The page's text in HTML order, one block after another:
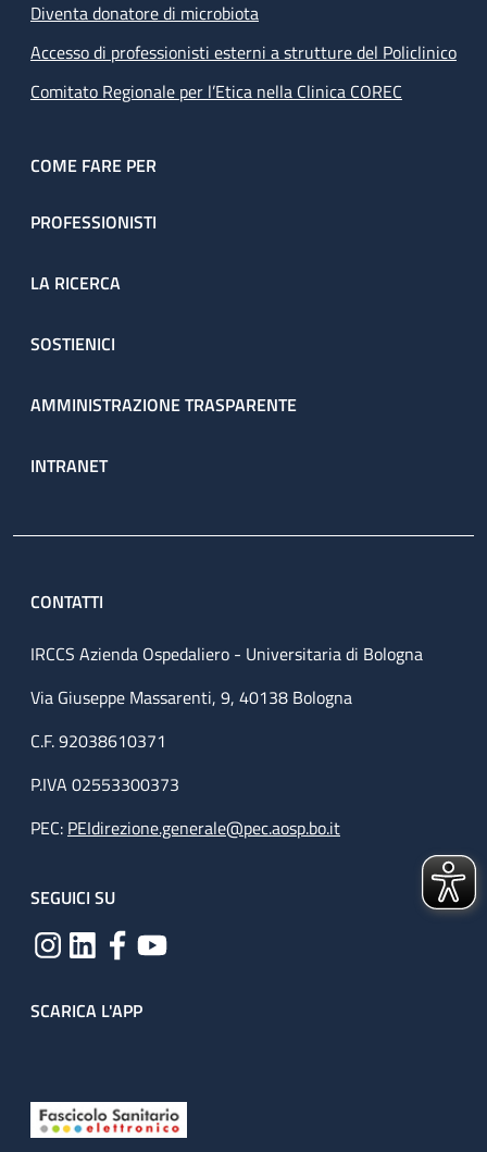
Diventa donatore di microbiota
Accesso di professionisti esterni a strutture del Policlinico
Comitato Regionale per l’Etica nella Clinica COREC
COME FARE PER
PROFESSIONISTI
LA RICERCA
SOSTIENICI
AMMINISTRAZIONE TRASPARENTE
INTRANET
CONTATTI
IRCCS Azienda Ospedaliero - Universitaria di Bologna
Via Giuseppe Massarenti, 9, 40138 Bologna
C.F. 92038610371
P.IVA 02553300373
PEC: PEIdirezione.generale@pec.aosp.bo.it
SEGUICI SU
SCARICA L'APP